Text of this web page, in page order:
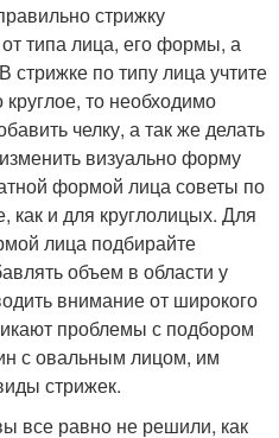
стрижку
типа лица, его формы, а
стрижке по типу лица учтите
то необходимо
челку, а так же делать
визуально форму
формой лица советы по
как и для круглолицых. Для
лица подбирайте
объем в области у
внимание от широкого
проблемы с подбором
с овальным лицом, им
стрижек.
все равно не решили, как